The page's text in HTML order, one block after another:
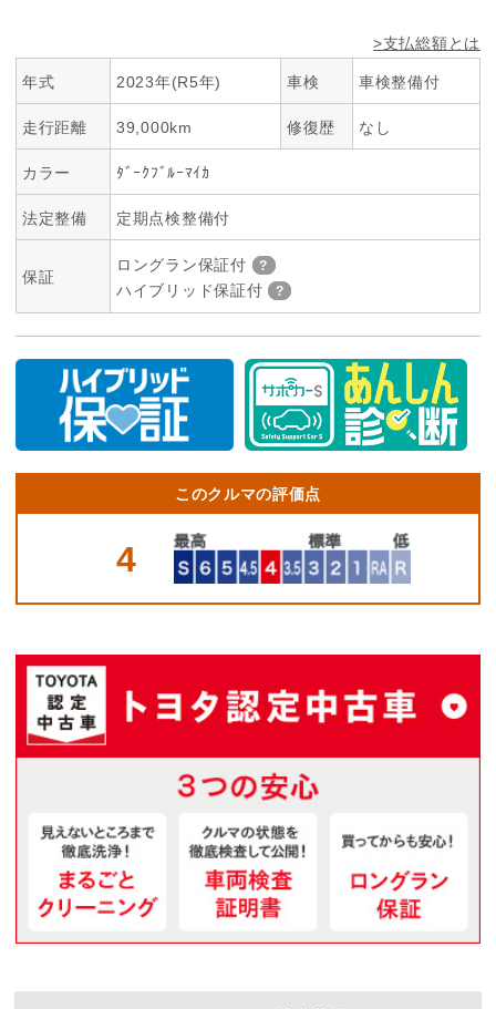
>支払総額とは
年式 2023年(R5年) 車検 車検整備付
走行距離 39,000km 修復歴 なし
カラー ﾀﾞｰｸﾌﾞﾙｰﾏｲｶ
法定整備 定期点検整備付
保証
ロングラン保証付
ハイブリッド保証付
このクルマの評価点
4